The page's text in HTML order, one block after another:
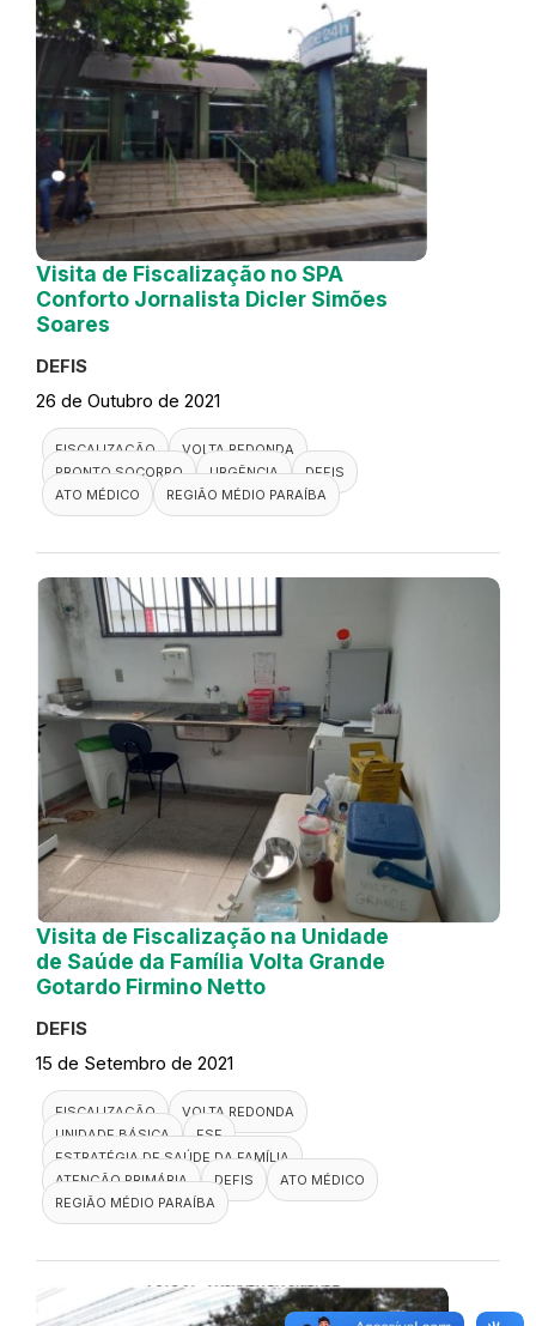
Visita de Fiscalização no SPA
Conforto Jornalista Dicler Simões
Soares
DEFIS
26 de Outubro de 2021
FISCALIZAÇÃO
VOLTA REDONDA
PRONTO SOCORRO
URGÊNCIA
DEFIS
ATO MÉDICO
REGIÃO MÉDIO PARAÍBA
Visita de Fiscalização na Unidade
de Saúde da Família Volta Grande
Gotardo Firmino Netto
DEFIS
15 de Setembro de 2021
FISCALIZAÇÃO
VOLTA REDONDA
UNIDADE BÁSICA
ESF
ESTRATÉGIA DE SAÚDE DA FAMÍLIA
ATENÇÃO PRIMÁRIA
DEFIS
ATO MÉDICO
REGIÃO MÉDIO PARAÍBA